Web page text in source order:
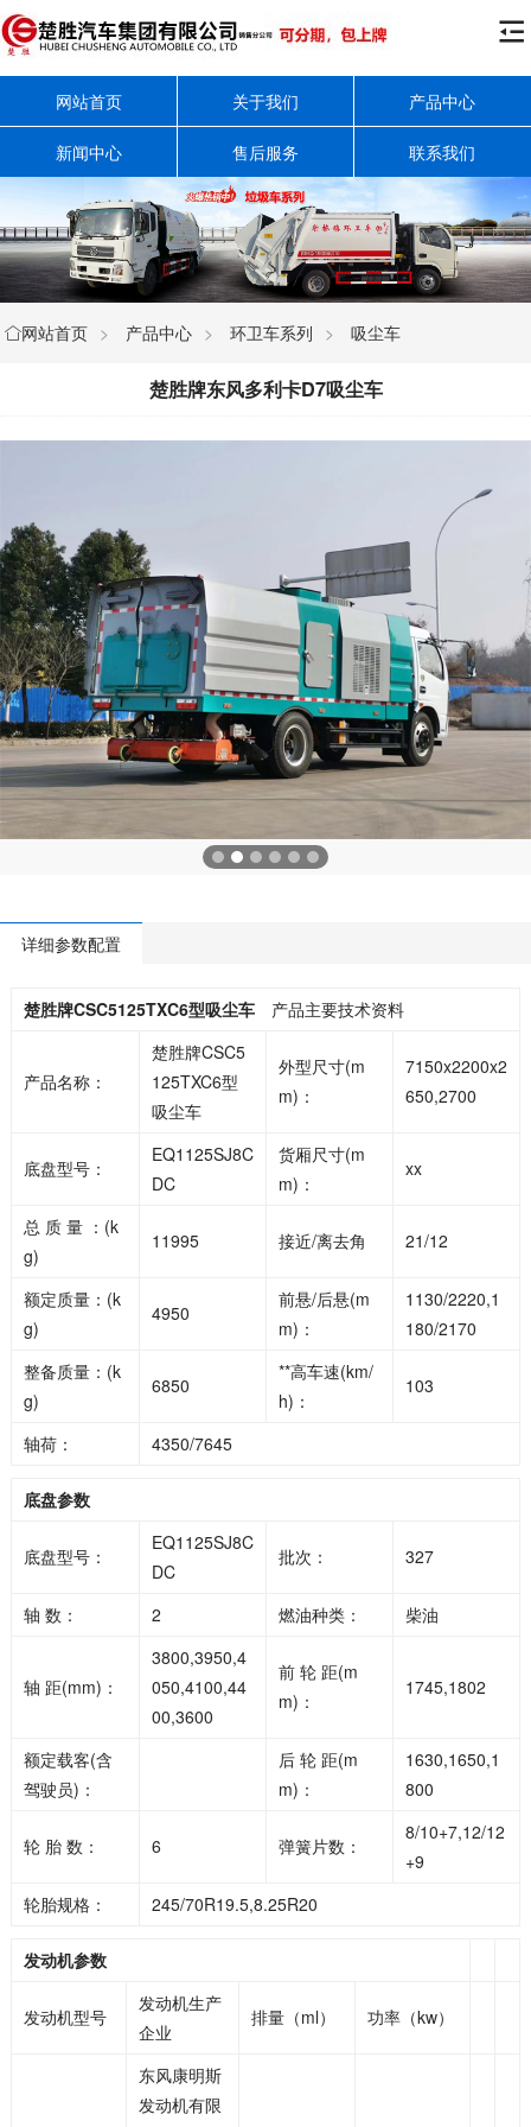

网站首页 关于我们 产品中心
新闻中心 售后服务 联系我们
网站首页 > 产品中心 > 环卫车系列 > 吸尘车
楚胜牌东风多利卡D7吸尘车
详细参数配置
楚胜牌CSC5125TXC6型吸尘车产品主要技术资料
产品名称：
楚胜牌CSC5
125TXC6型
吸尘车
外型尺寸(m
m)：
7150x2200x2
650,2700
底盘型号：
EQ1125SJ8C
DC
货厢尺寸(m
m)：
xx
总 质 量 ：(k
g)
11995 接近/离去角 21/12
额定质量：(k
g)
4950
前悬/后悬(m
m)：
1130/2220,1
180/2170
整备质量：(k
g)
6850
**高车速(km/
h)：
103
轴荷： 4350/7645
底盘参数
底盘型号：
EQ1125SJ8C
DC
批次： 327
轴 数： 2 燃油种类： 柴油
轴 距(mm)：
3800,3950,4
050,4100,44
00,3600
前 轮 距(m
m)：
1745,1802
额定载客(含
驾驶员)：
后 轮 距(m
m)：
1630,1650,1
800
轮 胎 数： 6 弹簧片数：
8/10+7,12/12
+9
轮胎规格：
245/70R19.5,8.25R20
发动机参数
发动机型号
发动机生产
企业
排量（ml） 功率（kw）
东风康明斯
发动机有限